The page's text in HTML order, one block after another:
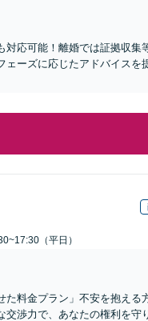
対応可能！離婚では証拠収集
ーズに応じたアドバイスを
（平日）
た料金プラン」不安を抱える
渉力で、あなたの権利を守